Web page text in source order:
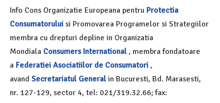
Info Cons Organizatie Europeana pentru Protectia
Consumatorului si Promovarea Programelor si Strategiilor
membra cu drepturi depline in Organizatia
Mondiala Consumers International , membra fondatoare
a Federatiei Asociatiilor de Consumatori ,
avand Secretariatul General in Bucuresti, Bd. Marasesti,
nr. 127-129, sector 4, tel: 021/319.32.66; fax: